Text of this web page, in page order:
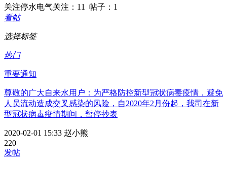
关注停水电气关注：11 帖子：1
看帖
选择标签
热门
重要通知
尊敬的广大自来水用户：为严格防控新型冠状病毒疫情，避免
人员流动造成交叉感染的风险，自2020年2月份起，我司在新
型冠状病毒疫情期间，暂停抄表
2020-02-01 15:33 赵小熊
220
发帖